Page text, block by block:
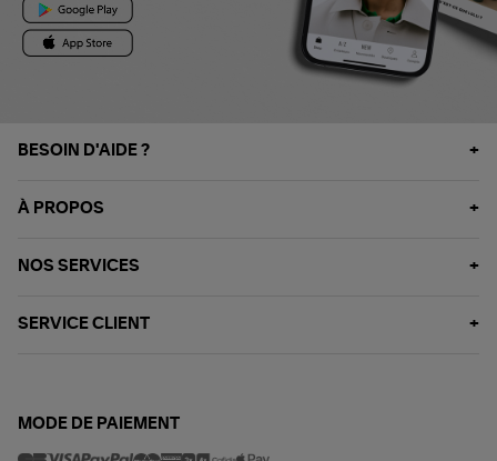
BESOIN D'AIDE ?
À PROPOS
NOS SERVICES
SERVICE CLIENT
MODE DE PAIEMENT